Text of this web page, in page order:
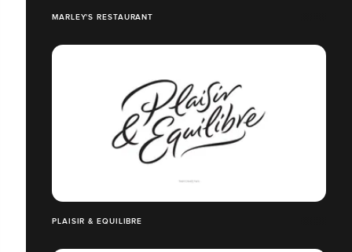
MARLEY'S RESTAURANT
PLAISIR & EQUILIBRE